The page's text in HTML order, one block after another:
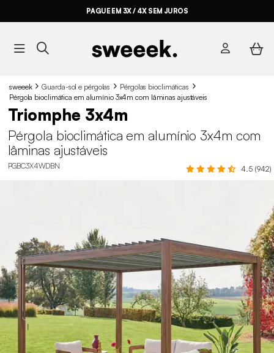
PAGUE EM 3X / 4X SEM JUROS
sweeek Guarda-sol e pérgolas
Pérgolas bioclimáticas
Pérgola bioclimática em alumínio 3x4m com lâminas ajustáveis
Triomphe 3x4m
Pérgola bioclimática em alumínio 3x4m com
lâminas ajustáveis
PGBC3X4WDBN 4.5 (942)